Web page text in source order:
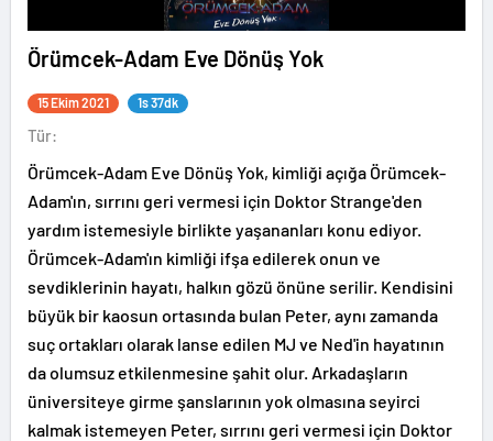
Örümcek-Adam Eve Dönüş Yok
15 Ekim 2021 1s 37dk
Tür:
Örümcek-Adam Eve Dönüş Yok, kimliği açığa Örümcek-
Adam'ın, sırrını geri vermesi için Doktor Strange'den
yardım istemesiyle birlikte yaşananları konu ediyor.
Örümcek-Adam'ın kimliği ifşa edilerek onun ve
sevdiklerinin hayatı, halkın gözü önüne serilir. Kendisini
büyük bir kaosun ortasında bulan Peter, aynı zamanda
suç ortakları olarak lanse edilen MJ ve Ned'in hayatının
da olumsuz etkilenmesine şahit olur. Arkadaşların
üniversiteye girme şanslarının yok olmasına seyirci
kalmak istemeyen Peter, sırrını geri vermesi için Doktor